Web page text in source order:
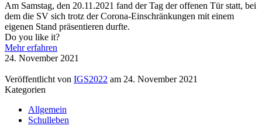
Am Samstag, den 20.11.2021 fand der Tag der offenen Tür statt, bei
dem die SV sich trotz der Corona-Einschränkungen mit einem
eigenen Stand präsentieren durfte.
Do you like it?
Mehr erfahren
24. November 2021
Veröffentlicht von IGS2022 am 24. November 2021
Kategorien
Allgemein
Schulleben